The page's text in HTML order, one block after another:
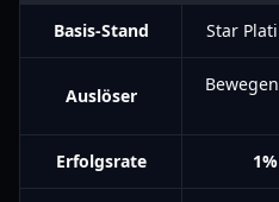
Basis-Stand Star
Auslöser
Erfolgsrate